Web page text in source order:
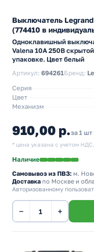
Выключатель
(774410 в
Одноклавишный
Valena 10А 250В
упаковке. Цвет белый
Артикул: 694261Бренд:
Серия
Цвет
Механизм
910,00 р.за 1 шт
* цена указана с учетом НДС.
Наличие
Самовывоз из ПВЗ: м.
Доставка по Москве и
Авторизованному
− +